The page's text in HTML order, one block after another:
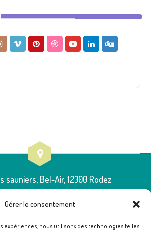
Gérer le consentement
expériences, nous utilisons des technologies telles
sauniers, Bel-Air, 12000 Rodez